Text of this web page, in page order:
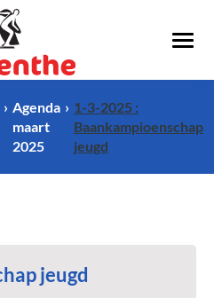
Agenda
maart
2025
1-3-2025 :
Baankampioenschap
jeugd
jeugd